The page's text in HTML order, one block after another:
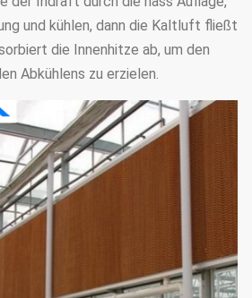
und kühlen, dann die Kaltluft fließt
die Innenhitze ab, um den
Abkühlens zu erzielen.